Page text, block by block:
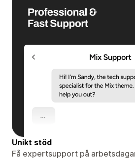
Unikt stöd
Få expertsupport på